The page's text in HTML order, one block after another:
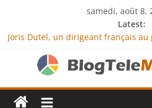
samedi, août 8,
Latest:
Joris Dutel, un dirigeant français
Agria Assurance Animaux :
démarque-t-elle de la concurrence ?
JCA Academy : l’excellence au
financière